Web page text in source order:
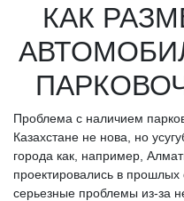
КАК
Проблема с наличием
Казахстане не нова, но
города как, например,
проектировались в
серьезные проблемы из-за